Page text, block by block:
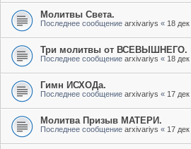
Молитвы Света.
Последнее сообщение arxivariys « 18
Три молитвы от ВСЕВЫШНЕГО.
Последнее сообщение arxivariys « 18
Гимн ИСХОДа.
Последнее сообщение arxivariys « 17
Молитва Призыв МАТЕРИ.
Последнее сообщение arxivariys « 17